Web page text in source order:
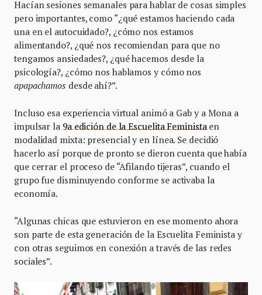
Hacían sesiones semanales para hablar de cosas simples
pero importantes, como “¿qué estamos haciendo cada
una en el autocuidado?, ¿cómo nos estamos
alimentando?, ¿qué nos recomiendan para que no
tengamos ansiedades?, ¿qué hacemos desde la
psicología?, ¿cómo nos hablamos y cómo nos
apapachamos desde ahí?”.
Incluso esa experiencia virtual animó a Gab y a Mona a
impulsar la 9a edición de la Escuelita Feminista en
modalidad mixta: presencial y en línea. Se decidió
hacerlo así porque de pronto se dieron cuenta que había
que cerrar el proceso de “Afilando tijeras”, cuando el
grupo fue disminuyendo conforme se activaba la
economía.
“Algunas chicas que estuvieron en ese momento ahora
son parte de esta generación de la Escuelita Feminista y
con otras seguimos en conexión a través de las redes
sociales”.